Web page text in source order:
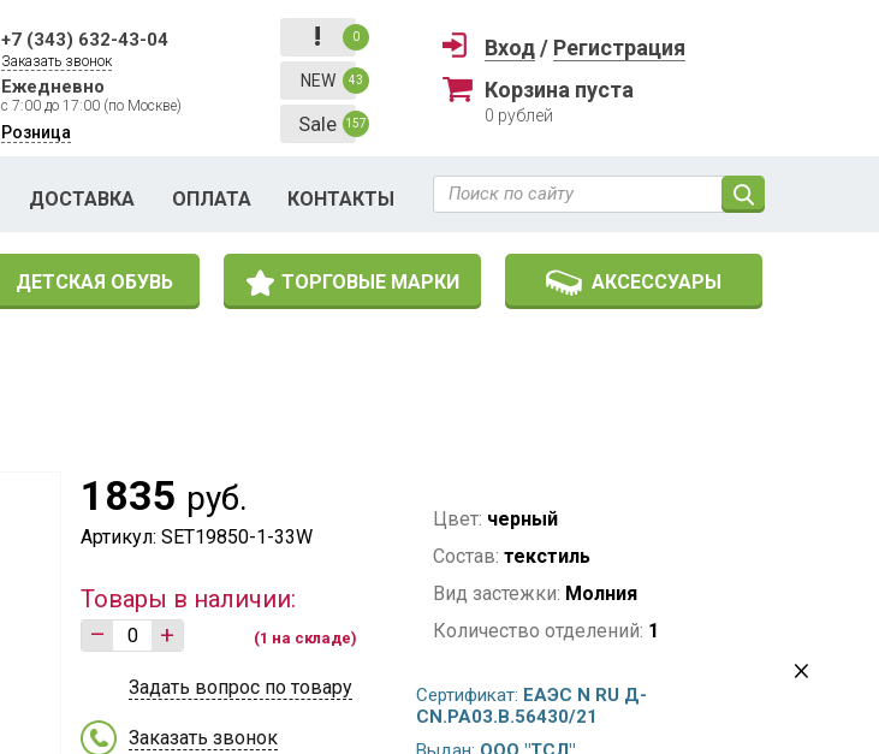
+7 (343) 632-43-04
Заказать звонок
Ежедневно
с 7:00 до 17:00 (по Москве)
Розница
! 0
NEW 43
Sale 157
Вход / Регистрация
Корзина пуста
0 рублей
ДОСТАВКА ОПЛАТА КОНТАКТЫ
ДЕТСКАЯ ОБУВЬ ТОРГОВЫЕ МАРКИ АКСЕССУАРЫ
1835 руб.
Артикул: SET19850-1-33W
Товары в наличии:
–
+ (1 на складе)
Задать вопрос по товару
Заказать звонок
Цвет: черный
Состав: текстиль
Вид застежки: Молния
Количество отделений: 1
Модель сумки:на короткой ручке
Высота ручек:21 см
Сертификат: ЕАЭС N RU Д-
CN.PA03.B.56430/21